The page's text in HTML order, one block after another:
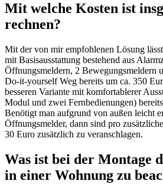
Mit welche Kosten ist
rechnen?
Mit der von mir empfohlenen Lösung
mit Basisausstattung bestehend aus
Öffnungsmeldern, 2 Bewegungsmeldern
Do-it-yourself Weg bereits um ca. 350
besseren Variante mit komfortablerer
Modul und zwei Fernbedienungen)
Benötigt man aufgrund von außen leicht
Öffnungsmelder, dann sind pro
30 Euro zusätzlich zu veranschlagen.
Was ist bei der Montage
in einer Wohnung zu